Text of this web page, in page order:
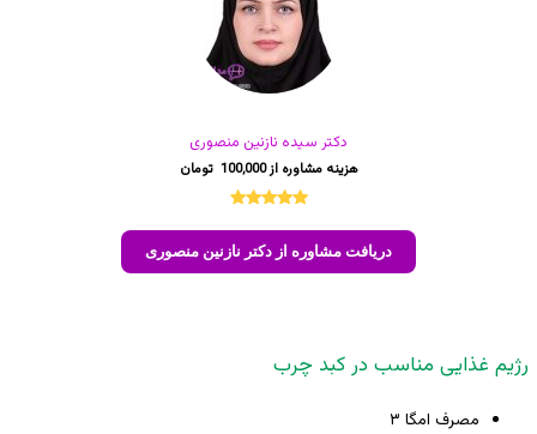
دکتر سیده نازنین منصوری
100,000
5.00
در
دریافت مشاوره از دکتر نازنین منصوری
رژیم غذایی مناسب در کبد چرب
مصرف امگا ۳